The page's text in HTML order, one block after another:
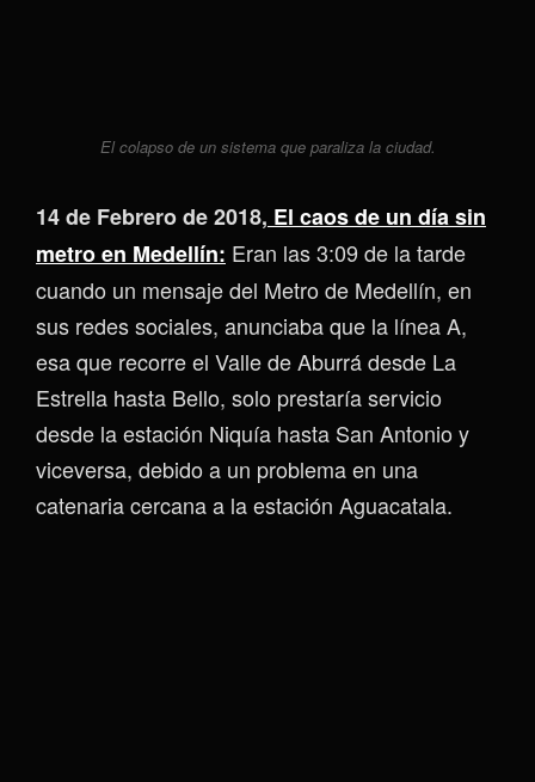
El colapso de un sistema que paraliza la ciudad.
14 de Febrero de 2018, El caos de un día sin
metro en Medellín: Eran las 3:09 de la tarde
cuando un mensaje del Metro de Medellín, en
sus redes sociales, anunciaba que la línea A,
esa que recorre el Valle de Aburrá desde La
Estrella hasta Bello, solo prestaría servicio
desde la estación Niquía hasta San Antonio y
viceversa, debido a un problema en una
catenaria cercana a la estación Aguacatala.